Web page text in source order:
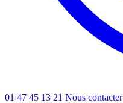
01 47 45 13 21 Nous contacter